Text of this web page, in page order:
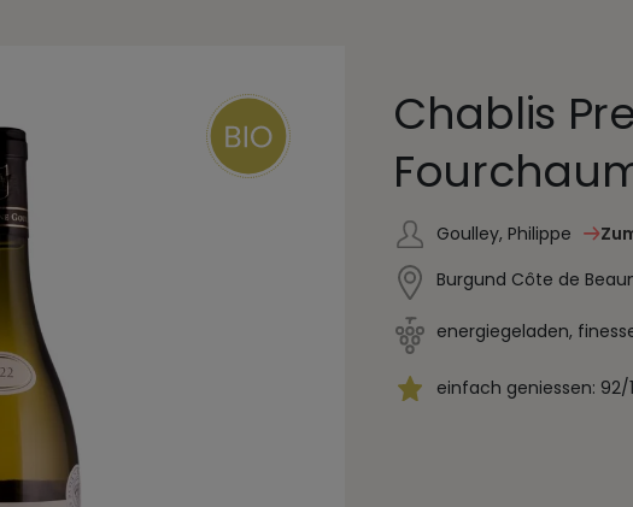
Chablis
Goulley, Philippe
Burgund Côte de
energiegeladen,
einfach geniessen: 92/